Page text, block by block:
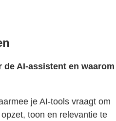
AI-assistent en waarom
je AI-tools vraagt om
toon en relevantie te